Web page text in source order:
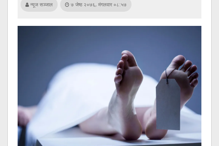
न्यूज सञ्जाल ७ जेष्ठ २०७६, मंगलवार ०८:५७
सूचना
प्रविधि
विज्ञापन
Tech